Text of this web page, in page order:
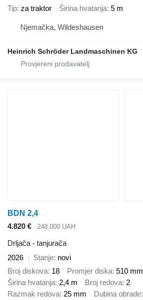
Tip za traktor Širina hvatanja 5 m
Njemačka, Wildeshausen
Heinrich Schröder Landmaschinen KG
BDN 2,4
4.820 €
248.000 UAH
Drljača - tanjurača
2026
Stanje novi
Broj diskova 18 Promjer diska 510 mm
Širina hvatanja 2,4 m Broj redova 2
Razmak redova 25 mm Dubina obrade